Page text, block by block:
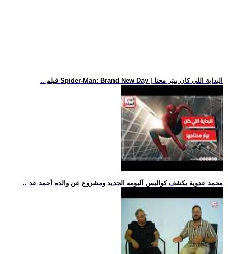
.. فيلم Spider-Man: Brand New Day | البداية اللي كان بيتر محتا
.. محمد عدوية يكشف كواليس ألبومه الجديد ومشروع عن والده أحمد عد